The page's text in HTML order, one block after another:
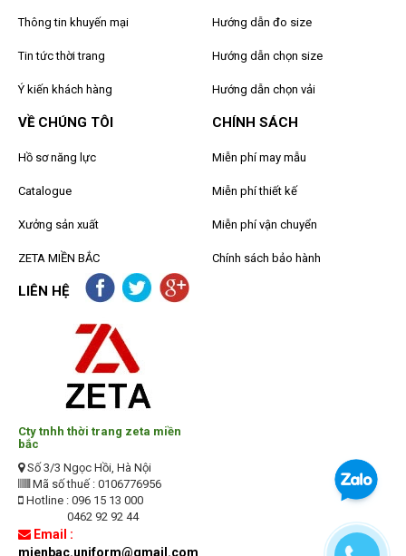
Thông tin khuyến mại
Tin tức thời trang
Ý kiến khách hàng
Hướng dẫn đo size
Hướng dẫn chọn size
Hướng dẫn chọn vải
VỀ CHÚNG TÔI
Hồ sơ năng lực
Catalogue
Xưởng sản xuất
ZETA MIỀN BẮC
CHÍNH SÁCH
Miễn phí may mẫu
Miễn phí thiết kế
Miễn phí vận chuyển
Chính sách bảo hành
LIÊN HỆ
Cty tnhh thời trang zeta miền
bắc
Số 3/3 Ngọc Hồi, Hà Nội
Mã số thuế : 0106776956
Hotline : 096 15 13 000
0462 92 92 44
Email :
mienbac.uniform@gmail.com